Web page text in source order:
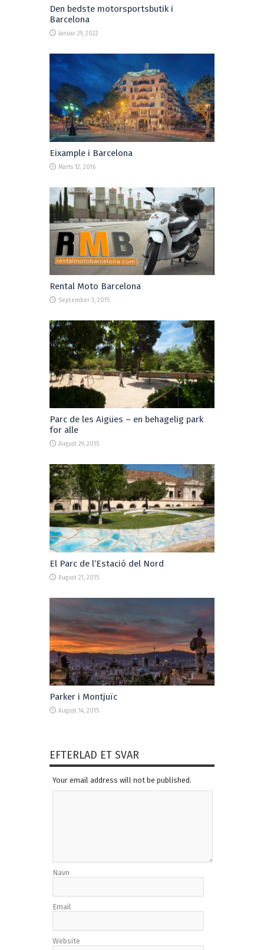
Den bedste motorsportsbutik i
Barcelona
Januar 29, 2022
Eixample i Barcelona
Marts 12, 2016
Rental Moto Barcelona
September 3, 2015
Parc de les Aigües – en behagelig park
for alle
August 29, 2015
El Parc de l’Estació del Nord
August 21, 2015
Parker i Montjuïc
August 14, 2015
EFTERLAD ET SVAR
Your email address will not be published.
Navn
Email
Website